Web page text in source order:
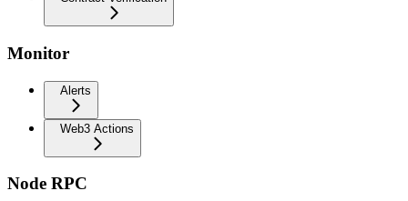
Monitor
Alerts
Web3 Actions
Node RPC